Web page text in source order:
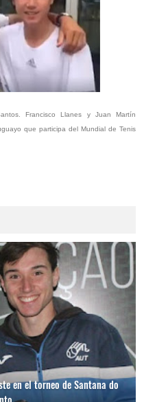
Francisco Llanes y Juan Martín
que participa del Mundial de Tenis
en el torneo de Santana do